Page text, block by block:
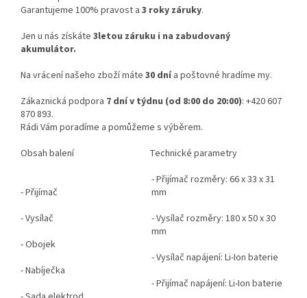
Garantujeme 100% pravost a 3 roky záruky.
Jen u nás získáte 3letou záruku i na zabudovaný
akumulátor.
Na vrácení našeho zboží máte 30 dnía poštovné hradíme my.
Zákaznická podpora 7 dní v týdnu (od 8:00 do 20:00): +420 607
870 893.
Rádi Vám poradíme a pomůžeme s výběrem.
Obsah balení
Technické parametry
- Přijímač
- Vysílač
- Obojek
- Nabíječka
- Přijímač rozměry: 66 x 33 x 31
mm
- Vysílač rozměry: 180 x 50 x 30
mm
- Vysílač napájení: Li-Ion baterie
- Přijímač napájení: Li-Ion baterie